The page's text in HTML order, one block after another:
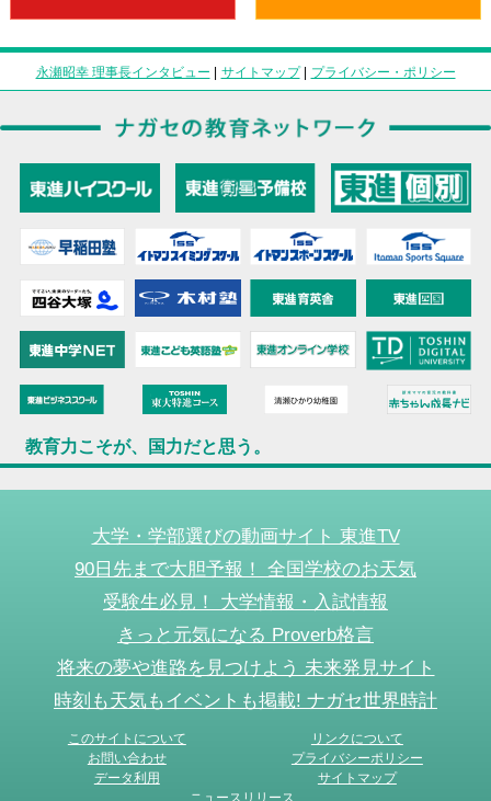
永瀬昭幸 理事長インタビュー | サイトマップ| プライバシー・ポリシー
教育力こそが、国力だと思う。
大学・学部選びの動画サイト 東進TV
90日先まで大胆予報！ 全国学校のお天気
受験生必見！ 大学情報・入試情報
きっと元気になる Proverb格言
将来の夢や進路を見つけよう 未来発見サイト
時刻も天気もイベントも掲載! ナガセ世界時計
このサイトについて
リンクについて
お問い合わせ
プライバシーポリシー
データ利用
サイトマップ
ニュースリリース